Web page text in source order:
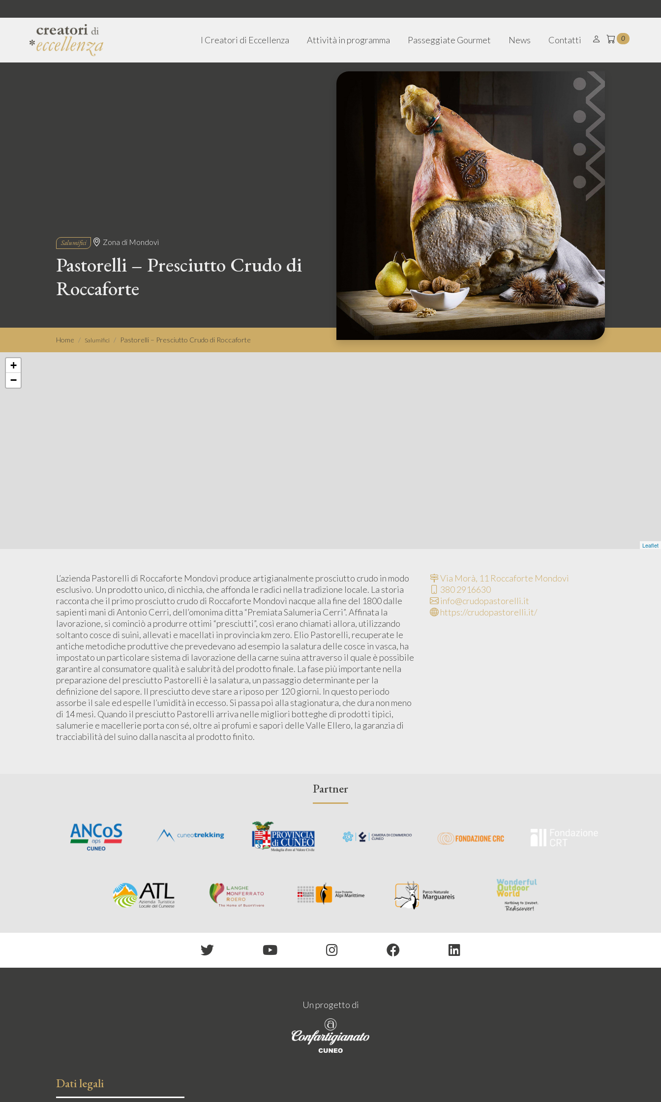
I Creatori di Eccellenza Attività in programma Passeggiate Gourmet News Contatti 0
Salumifici Zona di Mondovì
Pastorelli – Presciutto Crudo di
Roccaforte
Home Salumifici Pastorelli – Presciutto Crudo di Roccaforte
+
−
Leaflet
L’azienda Pastorelli di Roccaforte Mondovì produce artigianalmente prosciutto crudo in modo
esclusivo. Un prodotto unico, di nicchia, che affonda le radici nella tradizione locale. La storia
racconta che il primo prosciutto crudo di Roccaforte Mondovì nacque alla fine del 1800 dalle
sapienti mani di Antonio Cerri, dell’omonima ditta “Premiata Salumeria Cerri”. Affinata la
lavorazione, si cominciò a produrre ottimi “presciutti”, così erano chiamati allora, utilizzando
soltanto cosce di suini, allevati e macellati in provincia km zero. Elio Pastorelli, recuperate le
antiche metodiche produttive che prevedevano ad esempio la salatura delle cosce in vasca, ha
impostato un particolare sistema di lavorazione della carne suina attraverso il quale è possibile
garantire al consumatore qualità e salubrità del prodotto finale. La fase più importante nella
preparazione del presciutto Pastorelli è la salatura, un passaggio determinante per la
definizione del sapore. Il presciutto deve stare a riposo per 120 giorni. In questo periodo
assorbe il sale ed espelle l’umidità in eccesso. Si passa poi alla stagionatura, che dura non meno
di 14 mesi. Quando il presciutto Pastorelli arriva nelle migliori botteghe di prodotti tipici,
salumerie e macellerie porta con sé, oltre ai profumi e sapori delle Valle Ellero, la garanzia di
tracciabilità del suino dalla nascita al prodotto finito.
Via Morà, 11 Roccaforte Mondovì
380 2916630
info@crudopastorelli.it
https://crudopastorelli.it/
Partner
Un progetto di
Dati legali